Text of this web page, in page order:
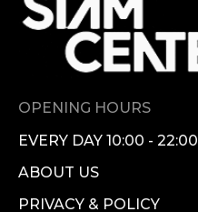
OPENING HOURS
EVERY DAY 10:00 - 22:00
ABOUT US
PRIVACY & POLICY